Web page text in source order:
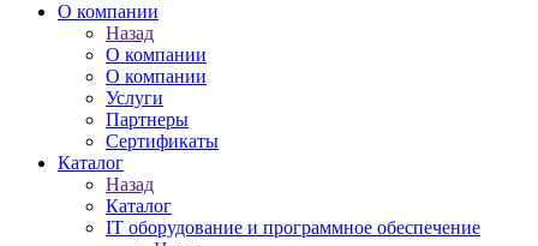
О компании
Назад
О компании
О компании
Услуги
Партнеры
Сертификаты
Каталог
Назад
Каталог
IT оборудование и программное обеспечение